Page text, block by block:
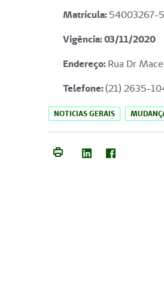
Matrícula:54003267-5
Vigência: 03/11/2020
Endereço:Rua Dr
Telefone:(21) 2635-
NOTICIAS GERAIS